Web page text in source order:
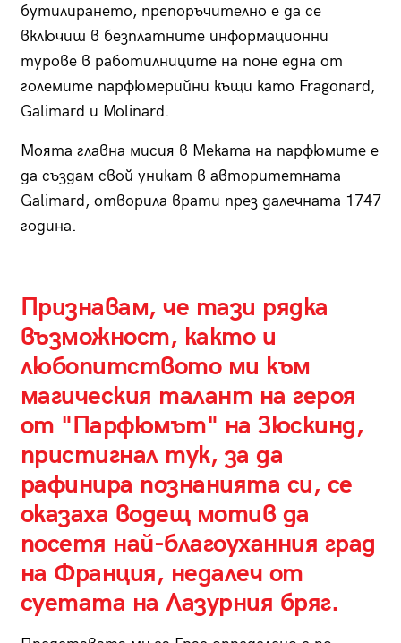
бутилирането, препоръчително е да се
включиш в безплатните информационни
турове в работилниците на поне една от
големите парфюмерийни къщи като Fragonard,
Galimard и Molinard.
Моята главна мисия в Меката на парфюмите е
да създам свой уникат в авторитетната
Galimard, отворила врати през далечната 1747
година.
Признавам, че тази рядка
възможност, както и
любопитството ми към
магическия талант на героя
от "Парфюмът" на Зюскинд,
пристигнал тук, за да
рафинира познанията си, се
оказаха водещ мотив да
посетя най-благоуханния град
на Франция, недалеч от
суетата на Лазурния бряг.